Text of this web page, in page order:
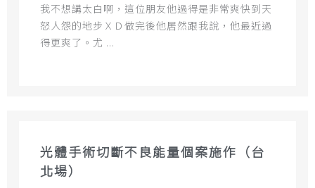
我不想講太白啊，這位朋友他過得是非常爽快到天
怒人怨的地步ＸＤ做完後他居然跟我說，他最近過
得更爽了。尤 ...
光體手術切斷不良能量個案施作（台
北場）